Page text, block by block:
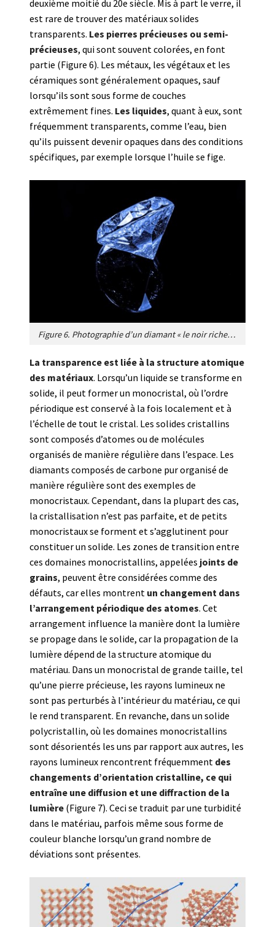
deuxième moitié du 20e siècle. Mis à part le verre, il
est rare de trouver des matériaux solides
transparents. Les pierres précieuses ou semi-
précieuses, qui sont souvent colorées, en font
partie (Figure 6). Les métaux, les végétaux et les
céramiques sont généralement opaques, sauf
lorsqu’ils sont sous forme de couches
extrêmement fines. Les liquides, quant à eux, sont
fréquemment transparents, comme l’eau, bien
qu’ils puissent devenir opaques dans des conditions
spécifiques, par exemple lorsque l’huile se fige.
Figure 6. Photographie d’un diamant « le noir riche ». [Source : Image par PublicDomainPictures de Pixabay]
La transparence est liée à la structure atomique
des matériaux. Lorsqu’un liquide se transforme en
solide, il peut former un monocristal, où l’ordre
périodique est conservé à la fois localement et à
l’échelle de tout le cristal. Les solides cristallins
sont composés d’atomes ou de molécules
organisés de manière régulière dans l’espace. Les
diamants composés de carbone pur organisé de
manière régulière sont des exemples de
monocristaux. Cependant, dans la plupart des cas,
la cristallisation n’est pas parfaite, et de petits
monocristaux se forment et s’agglutinent pour
constituer un solide. Les zones de transition entre
ces domaines monocristallins, appelées joints de
grains, peuvent être considérées comme des
défauts, car elles montrent un changement dans
l’arrangement périodique des atomes. Cet
arrangement influence la manière dont la lumière
se propage dans le solide, car la propagation de la
lumière dépend de la structure atomique du
matériau. Dans un monocristal de grande taille, tel
qu’une pierre précieuse, les rayons lumineux ne
sont pas perturbés à l’intérieur du matériau, ce qui
le rend transparent. En revanche, dans un solide
polycristallin, où les domaines monocristallins
sont désorientés les uns par rapport aux autres, les
rayons lumineux rencontrent fréquemment des
changements d’orientation cristalline, ce qui
entraîne une diffusion et une diffraction de la
lumière (Figure 7). Ceci se traduit par une turbidité
dans le matériau, parfois même sous forme de
couleur blanche lorsqu’un grand nombre de
déviations sont présentes.